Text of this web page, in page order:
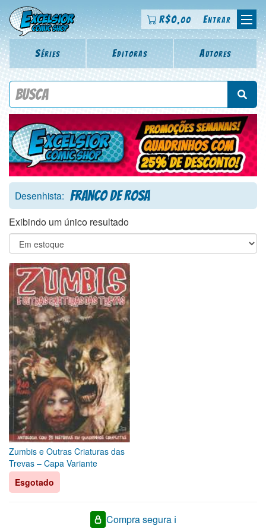
R$0,00 Entrar
Séries Editoras Autores
Procure por título da revista, personagem, série, escritor,
Desenhista: Franco de Rosa
Exibindo um único resultado
Zumbis e Outras Criaturas das
Trevas – Capa Variante
Esgotado
Compra segura ℹ️